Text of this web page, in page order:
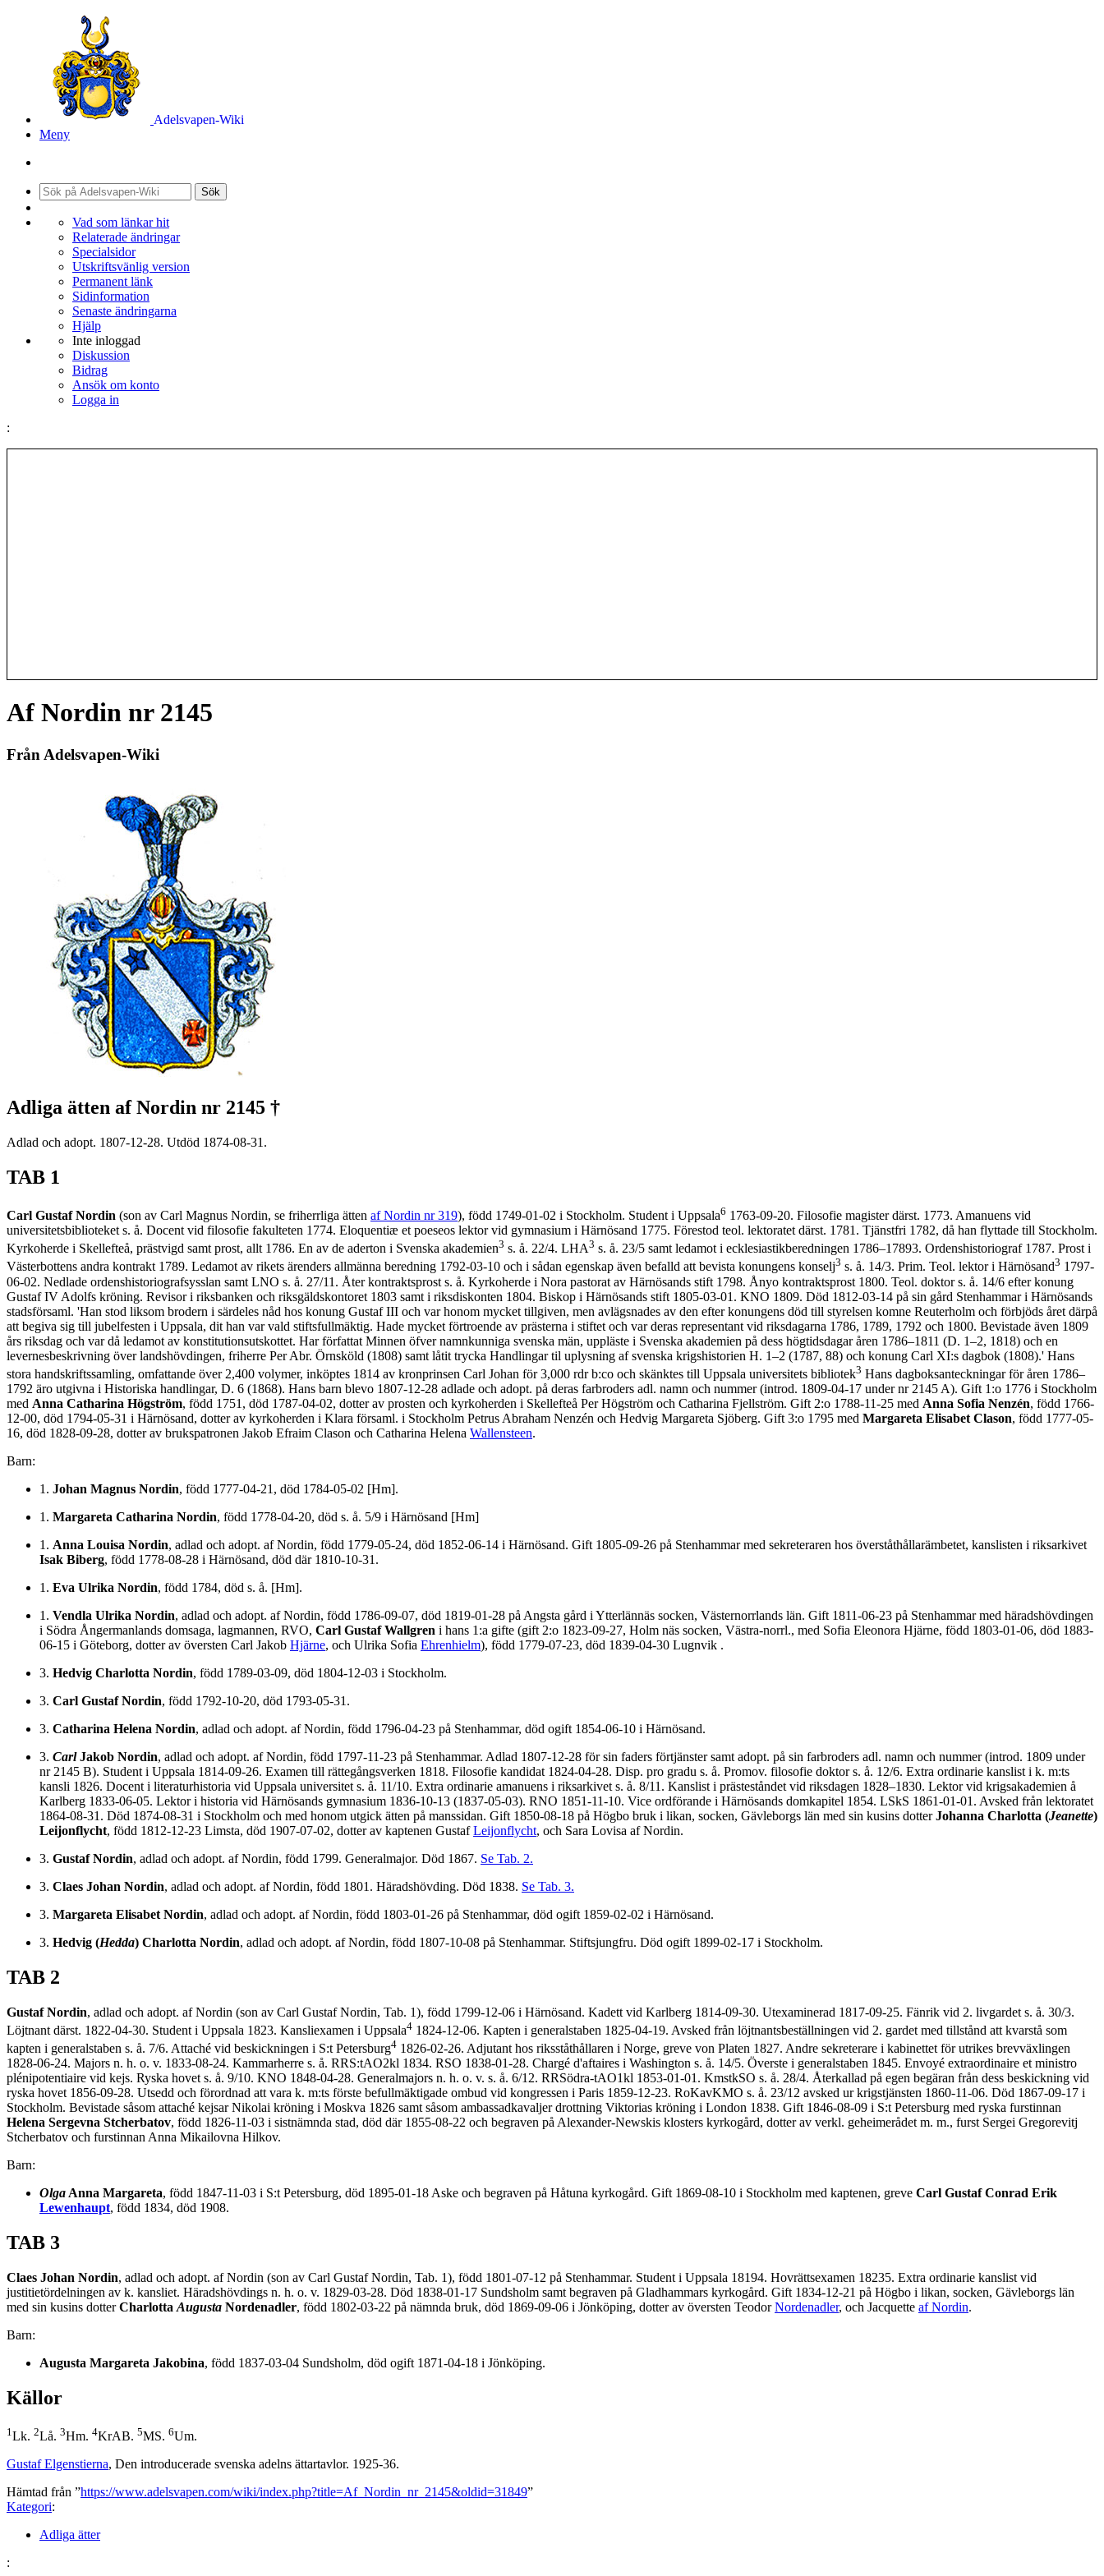
Adelsvapen-Wiki
Meny
Sök
Vad som länkar hit
Relaterade ändringar
Specialsidor
Utskriftsvänlig version
Permanent länk
Sidinformation
Senaste ändringarna
Hjälp
Inte inloggad
Diskussion
Bidrag
Ansök om konto
Logga in
:
Af Nordin nr 2145
Från Adelsvapen-Wiki
Adliga ätten af Nordin nr 2145 †
Adlad och adopt. 1807-12-28. Utdöd 1874-08-31.
TAB 1
Carl Gustaf Nordin (son av Carl Magnus Nordin, se friherrliga ätten af Nordin nr 319), född 1749-01-02 i Stockholm. Student i Uppsala6 1763-09-20. Filosofie magister därst. 1773. Amanuens vid
universitetsbiblioteket s. å. Docent vid filosofie fakulteten 1774. Eloquentiæ et poeseos lektor vid gymnasium i Härnösand 1775. Förestod teol. lektoratet därst. 1781. Tjänstfri 1782, då han flyttade till Stockholm.
Kyrkoherde i Skellefteå, prästvigd samt prost, allt 1786. En av de aderton i Svenska akademien3 s. å. 22/4. LHA3 s. å. 23/5 samt ledamot i ecklesiastikberedningen 1786–17893. Ordenshistoriograf 1787. Prost i
Västerbottens andra kontrakt 1789. Ledamot av rikets ärenders allmänna beredning 1792-03-10 och i sådan egenskap även befalld att bevista konungens konselj3 s. å. 14/3. Prim. Teol. lektor i Härnösand3 1797-
06-02. Nedlade ordenshistoriografsysslan samt LNO s. å. 27/11. Åter kontraktsprost s. å. Kyrkoherde i Nora pastorat av Härnösands stift 1798. Ånyo kontraktsprost 1800. Teol. doktor s. å. 14/6 efter konung
Gustaf IV Adolfs kröning. Revisor i riksbanken och riksgäldskontoret 1803 samt i riksdiskonten 1804. Biskop i Härnösands stift 1805-03-01. KNO 1809. Död 1812-03-14 på sin gård Stenhammar i Härnösands
stadsförsaml. 'Han stod liksom brodern i särdeles nåd hos konung Gustaf III och var honom mycket tillgiven, men avlägsnades av den efter konungens död till styrelsen komne Reuterholm och förbjöds året därpå
att begiva sig till jubelfesten i Uppsala, dit han var vald stiftsfullmäktig. Hade mycket förtroende av prästerna i stiftet och var deras representant vid riksdagarna 1786, 1789, 1792 och 1800. Bevistade även 1809
års riksdag och var då ledamot av konstitutionsutskottet. Har författat Minnen öfver namnkunniga svenska män, uppläste i Svenska akademien på dess högtidsdagar åren 1786–1811 (D. 1–2, 1818) och en
levernesbeskrivning över landshövdingen, friherre Per Abr. Örnsköld (1808) samt låtit trycka Handlingar til uplysning af svenska krigshistorien H. 1–2 (1787, 88) och konung Carl XI:s dagbok (1808).' Hans
stora handskriftssamling, omfattande över 2,400 volymer, inköptes 1814 av kronprinsen Carl Johan för 3,000 rdr b:co och skänktes till Uppsala universitets bibliotek3 Hans dagboksanteckningar för åren 1786–
1792 äro utgivna i Historiska handlingar, D. 6 (1868). Hans barn blevo 1807-12-28 adlade och adopt. på deras farbroders adl. namn och nummer (introd. 1809-04-17 under nr 2145 A). Gift 1:o 1776 i Stockholm
med Anna Catharina Högström, född 1751, död 1787-04-02, dotter av prosten och kyrkoherden i Skellefteå Per Högström och Catharina Fjellström. Gift 2:o 1788-11-25 med Anna Sofia Nenzén, född 1766-
12-00, död 1794-05-31 i Härnösand, dotter av kyrkoherden i Klara församl. i Stockholm Petrus Abraham Nenzén och Hedvig Margareta Sjöberg. Gift 3:o 1795 med Margareta Elisabet Clason, född 1777-05-
16, död 1828-09-28, dotter av brukspatronen Jakob Efraim Clason och Catharina Helena Wallensteen.
Barn:
1. Johan Magnus Nordin, född 1777-04-21, död 1784-05-02 [Hm].
1. Margareta Catharina Nordin, född 1778-04-20, död s. å. 5/9 i Härnösand [Hm]
1. Anna Louisa Nordin, adlad och adopt. af Nordin, född 1779-05-24, död 1852-06-14 i Härnösand. Gift 1805-09-26 på Stenhammar med sekreteraren hos överståthållarämbetet, kanslisten i riksarkivet
Isak Biberg, född 1778-08-28 i Härnösand, död där 1810-10-31.
1. Eva Ulrika Nordin, född 1784, död s. å. [Hm].
1. Vendla Ulrika Nordin, adlad och adopt. af Nordin, född 1786-09-07, död 1819-01-28 på Angsta gård i Ytterlännäs socken, Västernorrlands län. Gift 1811-06-23 på Stenhammar med häradshövdingen
i Södra Ångermanlands domsaga, lagmannen, RVO, Carl Gustaf Wallgren i hans 1:a gifte (gift 2:o 1823-09-27, Holm näs socken, Västra-norrl., med Sofia Eleonora Hjärne, född 1803-01-06, död 1883-
06-15 i Göteborg, dotter av översten Carl Jakob Hjärne, och Ulrika Sofia Ehrenhielm), född 1779-07-23, död 1839-04-30 Lugnvik .
3. Hedvig Charlotta Nordin, född 1789-03-09, död 1804-12-03 i Stockholm.
3. Carl Gustaf Nordin, född 1792-10-20, död 1793-05-31.
3. Catharina Helena Nordin, adlad och adopt. af Nordin, född 1796-04-23 på Stenhammar, död ogift 1854-06-10 i Härnösand.
3. CarlJakob Nordin, adlad och adopt. af Nordin, född 1797-11-23 på Stenhammar. Adlad 1807-12-28 för sin faders förtjänster samt adopt. på sin farbroders adl. namn och nummer (introd. 1809 under
nr 2145 B). Student i Uppsala 1814-09-26. Examen till rättegångsverken 1818. Filosofie kandidat 1824-04-28. Disp. pro gradu s. å. Promov. filosofie doktor s. å. 12/6. Extra ordinarie kanslist i k. m:ts
kansli 1826. Docent i literaturhistoria vid Uppsala universitet s. å. 11/10. Extra ordinarie amanuens i riksarkivet s. å. 8/11. Kanslist i prästeståndet vid riksdagen 1828–1830. Lektor vid krigsakademien å
Karlberg 1833-06-05. Lektor i historia vid Härnösands gymnasium 1836-10-13 (1837-05-03). RNO 1851-11-10. Vice ordförande i Härnösands domkapitel 1854. LSkS 1861-01-01. Avsked från lektoratet
1864-08-31. Död 1874-08-31 i Stockholm och med honom utgick ätten på manssidan. Gift 1850-08-18 på Högbo bruk i likan, socken, Gävleborgs län med sin kusins dotterJohanna Charlotta (Jeanette)
Leijonflycht, född 1812-12-23 Limsta, död 1907-07-02, dotter av kaptenen GustafLeijonflycht, och Sara Lovisa af Nordin.
3. Gustaf Nordin, adlad och adopt. af Nordin, född 1799. Generalmajor. Död 1867. Se Tab. 2.
3. Claes Johan Nordin, adlad och adopt. af Nordin, född 1801. Häradshövding. Död 1838. Se Tab. 3.
3. Margareta Elisabet Nordin, adlad och adopt. af Nordin, född 1803-01-26 på Stenhammar, död ogift 1859-02-02 i Härnösand.
3. Hedvig (Hedda) Charlotta Nordin, adlad och adopt. af Nordin, född 1807-10-08 på Stenhammar. Stiftsjungfru. Död ogift 1899-02-17 i Stockholm.
TAB 2
Gustaf Nordin, adlad och adopt. af Nordin (son av Carl Gustaf Nordin, Tab. 1), född 1799-12-06 i Härnösand. Kadett vid Karlberg 1814-09-30. Utexaminerad 1817-09-25. Fänrik vid 2. livgardet s. å. 30/3.
Löjtnant därst. 1822-04-30. Student i Uppsala 1823. Kansliexamen i Uppsala4 1824-12-06. Kapten i generalstaben 1825-04-19. Avsked från löjtnantsbeställningen vid 2. gardet med tillstånd att kvarstå som
kapten i generalstaben s. å. 7/6. Attaché vid beskickningen i S:t Petersburg4 1826-02-26. Adjutant hos riksståthållaren i Norge, greve von Platen 1827. Andre sekreterare i kabinettet för utrikes brevväxlingen
1828-06-24. Majors n. h. o. v. 1833-08-24. Kammarherre s. å. RRS:tAO2kl 1834. RSO 1838-01-28. Chargé d'aftaires i Washington s. å. 14/5. Överste i generalstaben 1845. Envoyé extraordinaire et ministro
plénipotentiaire vid kejs. Ryska hovet s. å. 9/10. KNO 1848-04-28. Generalmajors n. h. o. v. s. å. 6/12. RRSödra-tAO1kl 1853-01-01. KmstkSO s. å. 28/4. Återkallad på egen begäran från dess beskickning vid
ryska hovet 1856-09-28. Utsedd och förordnad att vara k. m:ts förste befullmäktigade ombud vid kongressen i Paris 1859-12-23. RoKavKMO s. å. 23/12 avsked ur krigstjänsten 1860-11-06. Död 1867-09-17 i
Stockholm. Bevistade såsom attaché kejsar Nikolai kröning i Moskva 1826 samt såsom ambassadkavaljer drottning Viktorias kröning i London 1838. Gift 1846-08-09 i S:t Petersburg med ryska furstinnan
Helena Sergevna Stcherbatov, född 1826-11-03 i sistnämnda stad, död där 1855-08-22 och begraven på Alexander-Newskis klosters kyrkogård, dotter av verkl. geheimerådet m. m., furst Sergei Gregorevitj
Stcherbatov och furstinnan Anna Mikailovna Hilkov.
Barn:
OlgaAnna Margareta, född 1847-11-03 i S:t Petersburg, död 1895-01-18 Aske och begraven på Håtuna kyrkogård. Gift 1869-08-10 i Stockholm med kaptenen, greve Carl Gustaf Conrad Erik
Lewenhaupt, född 1834, död 1908.
TAB 3
Claes Johan Nordin, adlad och adopt. af Nordin (son av Carl Gustaf Nordin, Tab. 1), född 1801-07-12 på Stenhammar. Student i Uppsala 18194. Hovrättsexamen 18235. Extra ordinarie kanslist vid
justitietördelningen av k. kansliet. Häradshövdings n. h. o. v. 1829-03-28. Död 1838-01-17 Sundsholm samt begraven på Gladhammars kyrkogård. Gift 1834-12-21 på Högbo i likan, socken, Gävleborgs län
med sin kusins dotterCharlotta Augusta Nordenadler, född 1802-03-22 på nämnda bruk, död 1869-09-06 i Jönköping, dotter av översten TeodorNordenadler, och Jacquette af Nordin.
Barn:
Augusta Margareta Jakobina, född 1837-03-04 Sundsholm, död ogift 1871-04-18 i Jönköping.
Källor
1Lk. 2Lå. 3Hm. 4KrAB. 5MS. 6Um.
Gustaf Elgenstierna, Den introducerade svenska adelns ättartavlor. 1925-36.
Hämtad från ”https://www.adelsvapen.com/wiki/index.php?title=Af_Nordin_nr_2145&oldid=31849”
Kategori:
Adliga ätter
: